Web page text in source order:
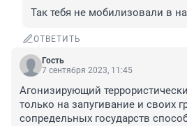
Так тебя не мобилизовали в
ОТВЕТИТЬ
Гость
7 сентября 2023, 11:45
Агонизирующий
только на запугивание и своих
сопредельных государств